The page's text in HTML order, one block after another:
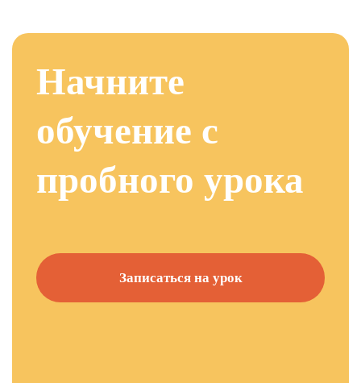
Начните
обучение с
пробного урока
Записаться на урок